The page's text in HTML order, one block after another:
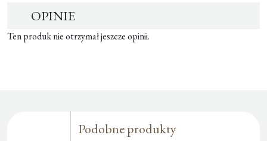
OPINIE
Ten produk nie otrzymał jeszcze opinii.
Podobne produkty